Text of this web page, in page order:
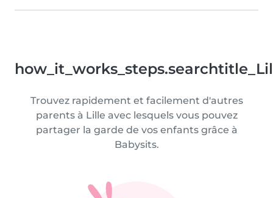
Trouvez rapidement et facilement d'autres
parents à Lille avec lesquels vous pouvez
partager la garde de vos enfants grâce à
Babysits.